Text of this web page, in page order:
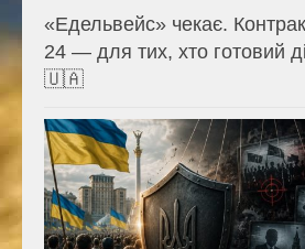
«Едельвейс» чекає.
24 — для тих, хто готовий
🇺🇦